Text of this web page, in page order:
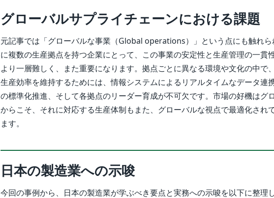
グローバルサプライチェーンにおける課題
元記事では「グローバルな事業（Global operations）」という点にも触れ
に複数の生産拠点を持つ企業にとって、この事業の安定性と生産管理の一貫
より一層難しく、また重要になります。拠点ごとに異なる環境や文化の中で
生産効率を維持するためには、情報システムによるリアルタイムなデータ連
の標準化推進、そして各拠点のリーダー育成が不可欠です。市場の好機はグ
からこそ、それに対応する生産体制もまた、グローバルな視点で最適化され
ます。
日本の製造業への示唆
今回の事例から、日本の製造業が学ぶべき要点と実務への示唆を以下に整理し